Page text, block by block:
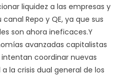
liquidez a las empresas y
Repo y QE, ya que sus
son ahora ineficaces.Y
avanzadas capitalistas
coordinar nuevas
la crisis dual general de los